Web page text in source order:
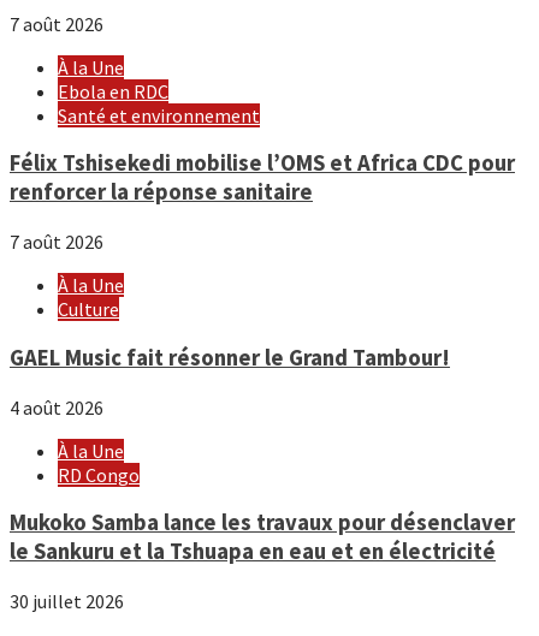
7 août 2026
À la Une
Ebola en RDC
Santé et environnement
Félix Tshisekedi mobilise l’OMS et Africa CDC pour
renforcer la réponse sanitaire
7 août 2026
À la Une
Culture
GAEL Music fait résonner le Grand Tambour!
4 août 2026
À la Une
RD Congo
Mukoko Samba lance les travaux pour désenclaver
le Sankuru et la Tshuapa en eau et en électricité
30 juillet 2026